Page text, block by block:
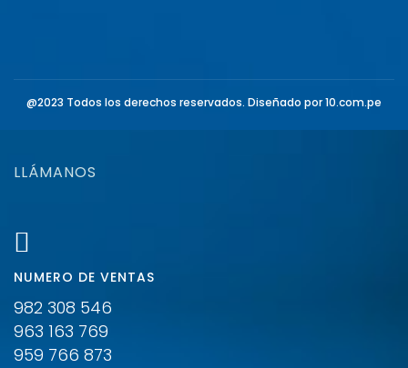
@2023 Todos los derechos reservados. Diseñado por10.com.pe
LLÁMANOS
NUMERO DE VENTAS
982 308 546
963 163 769
959 766 873